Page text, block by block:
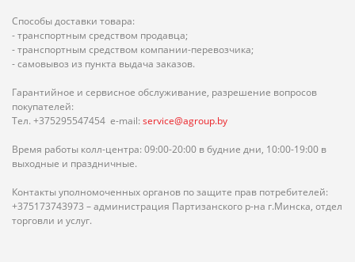
Способы доставки товара:
- транспортным средством продавца;
- транспортным средством компании-перевозчика;
- самовывоз из пункта выдача заказов.
Гарантийное и сервисное обслуживание, разрешение вопросов
покупателей:
Тел. +375295547454 e-mail: service@agroup.by
Время работы колл-центра: 09:00-20:00 в будние дни, 10:00-19:00 в
выходные и праздничные.
Контакты уполномоченных органов по защите прав потребителей:
+375173743973 – администрация Партизанского р-на г.Минска, отдел
торговли и услуг.